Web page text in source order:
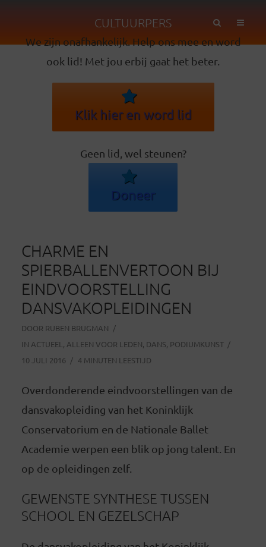
CULTUURPERS
We zijn onafhankelijk. Help ons mee en word
ook lid! Met jou erbij gaat het beter.
Klik hier en word lid
Geen lid, wel steunen?
Doneer
CHARME EN
SPIERBALLENVERTOON BIJ
EINDVOORSTELLING
DANSVAKOPLEIDINGEN
DOOR RUBEN BRUGMAN
IN ACTUEEL , ALLEEN VOOR LEDEN, DANS, PODIUMKUNST
10 JULI 2016
4 MINUTEN LEESTIJD
Overdonderende eindvoorstellingen van de
dansvakopleiding van het Koninklijk
Conservatorium en de Nationale Ballet
Academie werpen een blik op jong talent. En
op de opleidingen zelf.
GEWENSTE SYNTHESE TUSSEN
SCHOOL EN GEZELSCHAP